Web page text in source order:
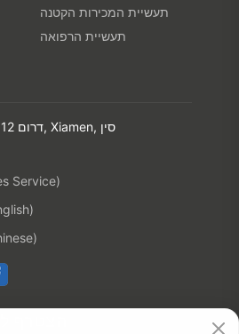
תעשיית המכירות הקטנה
תעשיית הרפואה
Add: 1-5F, מספר 8, Gaoqi דרום 12, Xiamen, סין
Service)